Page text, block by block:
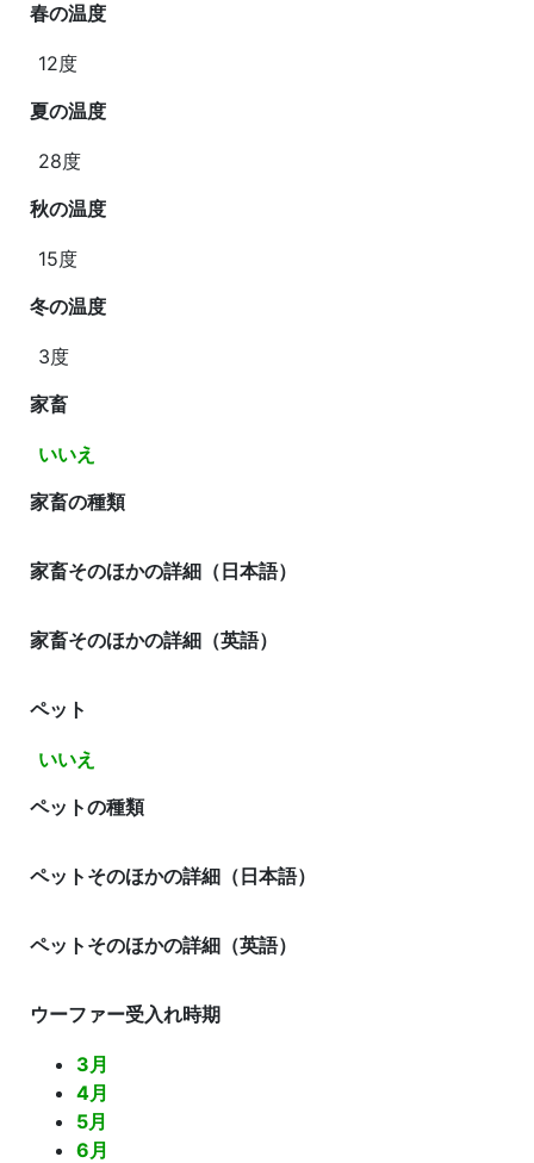
春の温度
12度
夏の温度
28度
秋の温度
15度
冬の温度
3度
家畜
いいえ
家畜の種類
家畜そのほかの詳細（日本語）
家畜そのほかの詳細（英語）
ペット
いいえ
ペットの種類
ペットそのほかの詳細（日本語）
ペットそのほかの詳細（英語）
ウーファー受入れ時期
3月
4月
5月
6月